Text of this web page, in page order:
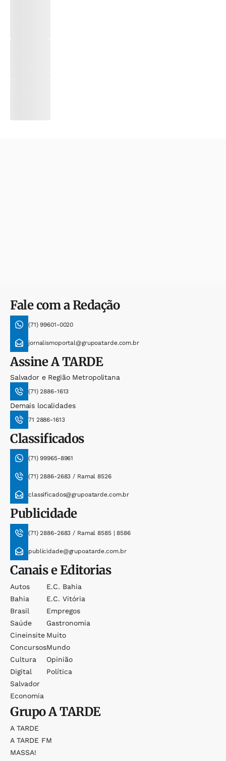
Fale com a Redação
(71) 99601-0020
jornalismoportal@grupoatarde.com.br
AssineA TARDE
Salvador e Região Metropolitana
(71) 2886-1613
Demais localidades
71 2886-1613
Classificados
(71) 99965-8961
(71) 2886-2683 / Ramal 8526
classificados@grupoatarde.com.br
Publicidade
(71) 2886-2683 / Ramal 8585 | 8586
publicidade@grupoatarde.com.br
Canais e Editorias
Autos
Bahia
Brasil
Saúde
Cineinsite
Concursos
Cultura
Digital
Salvador
Economia
E.c. Bahia
E.c. Vitória
Empregos
Gastronomia
Muito
Mundo
Opinião
Política
GrupoA TARDE
A TARDE
A TARDE FM
MASSA!